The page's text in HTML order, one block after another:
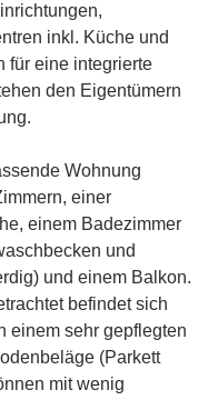
inkl. Küche und
für eine integrierte
den Eigentümern
Wohnung
einer
einem Badezimmer
und
und einem Balkon.
befindet sich
einem sehr gepflegten
(Parkett
mit wenig